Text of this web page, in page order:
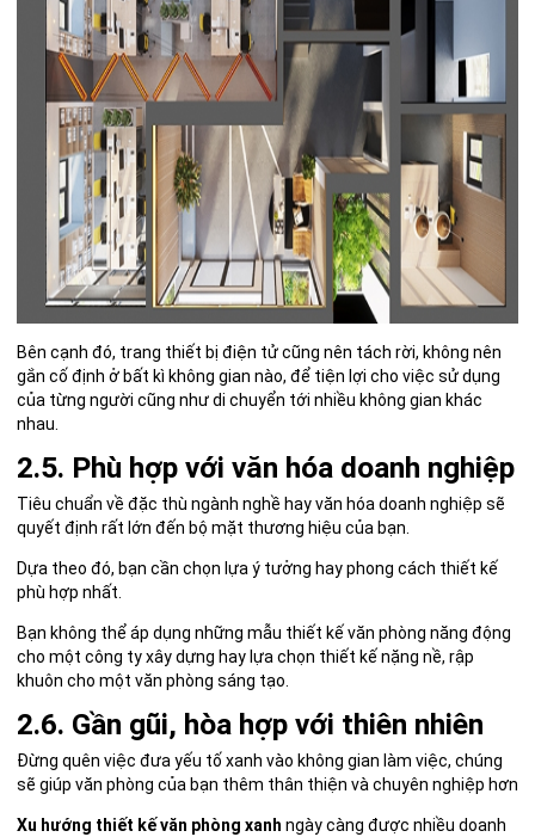
Bên cạnh đó, trang thiết bị điện tử cũng nên tách rời, không nên
gắn cố định ở bất kì không gian nào, để tiện lợi cho việc sử dụng
của từng người cũng như di chuyển tới nhiều không gian khác
nhau.
2.5. Phù hợp với văn hóa doanh nghiệp
Tiêu chuẩn về đặc thù ngành nghề hay văn hóa doanh nghiệp sẽ
quyết định rất lớn đến bộ mặt thương hiệu của bạn.
Dựa theo đó, bạn cần chọn lựa ý tưởng hay phong cách thiết kế
phù hợp nhất.
Bạn không thể áp dụng những mẫu thiết kế văn phòng năng động
cho một công ty xây dựng hay lựa chọn thiết kế nặng nề, rập
khuôn cho một văn phòng sáng tạo.
2.6. Gần gũi, hòa hợp với thiên nhiên
Đừng quên việc đưa yếu tố xanh vào không gian làm việc, chúng
sẽ giúp văn phòng của bạn thêm thân thiện và chuyên nghiệp hơn
Xu hướng thiết kế văn phòng xanh ngày càng được nhiều doanh